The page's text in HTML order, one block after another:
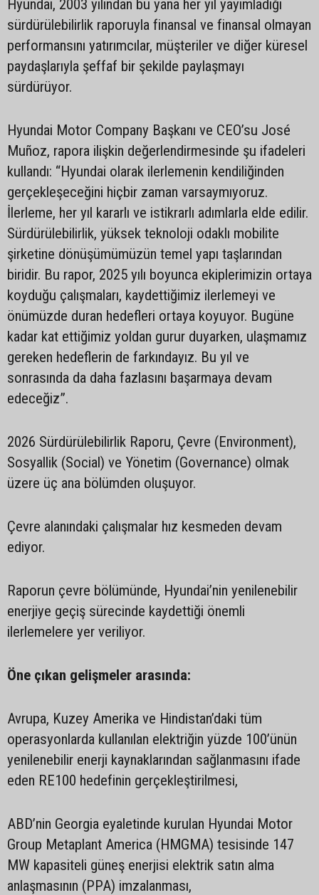
Hyundai, 2003 yılından bu yana her yıl yayımladığı
sürdürülebilirlik raporuyla finansal ve finansal olmayan
performansını yatırımcılar, müşteriler ve diğer küresel
paydaşlarıyla şeffaf bir şekilde paylaşmayı
sürdürüyor.
Hyundai Motor Company Başkanı ve CEO’su José
Muñoz, rapora ilişkin değerlendirmesinde şu ifadeleri
kullandı: “Hyundai olarak ilerlemenin kendiliğinden
gerçekleşeceğini hiçbir zaman varsaymıyoruz.
İlerleme, her yıl kararlı ve istikrarlı adımlarla elde edilir.
Sürdürülebilirlik, yüksek teknoloji odaklı mobilite
şirketine dönüşümümüzün temel yapı taşlarından
biridir. Bu rapor, 2025 yılı boyunca ekiplerimizin ortaya
koyduğu çalışmaları, kaydettiğimiz ilerlemeyi ve
önümüzde duran hedefleri ortaya koyuyor. Bugüne
kadar kat ettiğimiz yoldan gurur duyarken, ulaşmamız
gereken hedeflerin de farkındayız. Bu yıl ve
sonrasında da daha fazlasını başarmaya devam
edeceğiz”.
2026 Sürdürülebilirlik Raporu, Çevre (Environment),
Sosyallik (Social) ve Yönetim (Governance) olmak
üzere üç ana bölümden oluşuyor.
Çevre alanındaki çalışmalar hız kesmeden devam
ediyor.
Raporun çevre bölümünde, Hyundai’nin yenilenebilir
enerjiye geçiş sürecinde kaydettiği önemli
ilerlemelere yer veriliyor.
Öne çıkan gelişmeler arasında:
Avrupa, Kuzey Amerika ve Hindistan’daki tüm
operasyonlarda kullanılan elektriğin yüzde 100’ünün
yenilenebilir enerji kaynaklarından sağlanmasını ifade
eden RE100 hedefinin gerçekleştirilmesi,
ABD’nin Georgia eyaletinde kurulan Hyundai Motor
Group Metaplant America (HMGMA) tesisinde 147
MW kapasiteli güneş enerjisi elektrik satın alma
anlaşmasının (PPA) imzalanması,